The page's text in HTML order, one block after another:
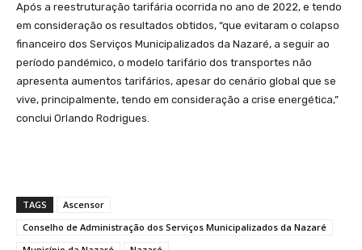
Após a reestruturação tarifária ocorrida no ano de 2022, e tendo
em consideração os resultados obtidos, “que evitaram o colapso
financeiro dos Serviços Municipalizados da Nazaré, a seguir ao
período pandémico, o modelo tarifário dos transportes não
apresenta aumentos tarifários, apesar do cenário global que se
vive, principalmente, tendo em consideração a crise energética,”
conclui Orlando Rodrigues.
TAGS
Ascensor
Conselho de Administração dos Serviços Municipalizados da Nazaré